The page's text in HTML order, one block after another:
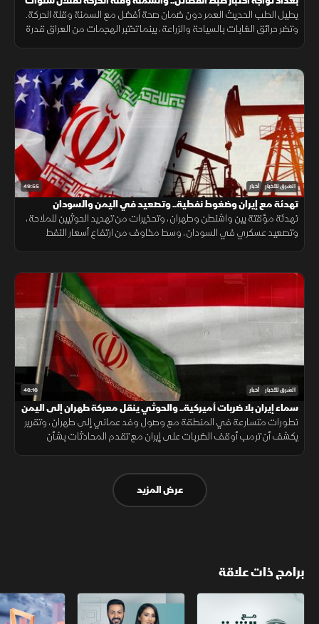
الصحة
يطيل الطب الحديث العمر دون ضمان صحة أفضل مع السمنة وقلة الحركة.
وتضر حرائق الغابات بالسياحة والزراعة، بينما تختبر الهجمات من العراق قدرة
49:55 الشرق للأخبار أخبار
تهدئة مع إيران وضغوط نفطية.. وتصعيد في اليمن والسودان
تهدئة مؤقتة بين واشنطن وطهران، وتحذيرات من تهديد الحوثيين للملاحة،
وتصعيد عسكري في السودان، وسط مخاوف من ارتفاع أسعار النفط
46:16 الشرق للأخبار أخبار
سماء إيران بلا ضربات أميركية.. والحوثي ينقل معركة طهران إلى اليمن
تطورات متسارعة في المنطقة مع وصول وفد عماني إلى طهران، وتقرير
يكشف أن ترمب أوقف الضربات على إيران مع تقدم المحادثات بشأن
عرض المزيد
برامج ذات علاقة
مع الشرق الأوسط الخبر الآخر أخبار الشرق